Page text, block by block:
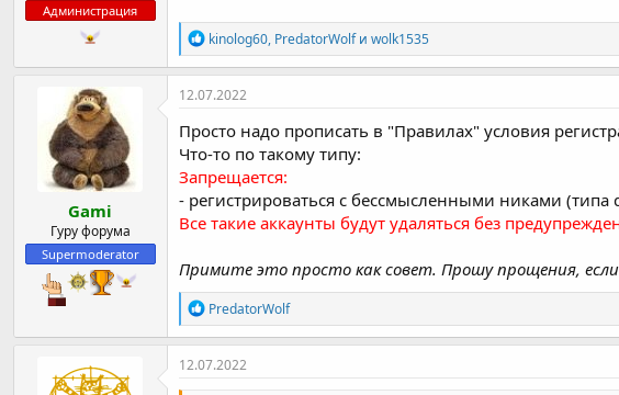
Администрация
Р
е
а
к
и
и
:
kinolog60, PredatorWolfи wolk1535
Gami
Гуру форума
Supermoderator
12.07.2022
Просто надо прописать в "Правилах" условия
Что-то по такому типу:
Запрещается:
- регистрироваться с бессмысленными никами
Все такие аккаунты будут удаляться без
Примите это просто как совет. Прошу прощения, если
Р
е
а
к
PredatorWolf
12.07.2022